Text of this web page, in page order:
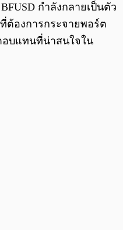
กำลังกลายเป็นตัว
ต้องการกระจายพอร์ต
อบแทนที่น่าสนใจใน